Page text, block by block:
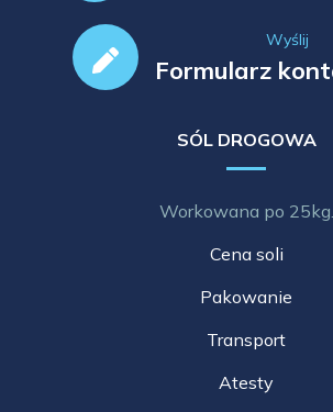
Wyślij
Formularz
SÓL DROGOWA
Workowana po 25kg.
Cena soli
Pakowanie
Transport
Atesty